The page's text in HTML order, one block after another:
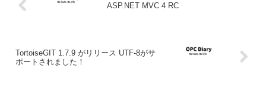
ASP.NET MVC 4 RC
TortoiseGIT 1.7.9 がリリース UTF-8がサ
ポートされました！